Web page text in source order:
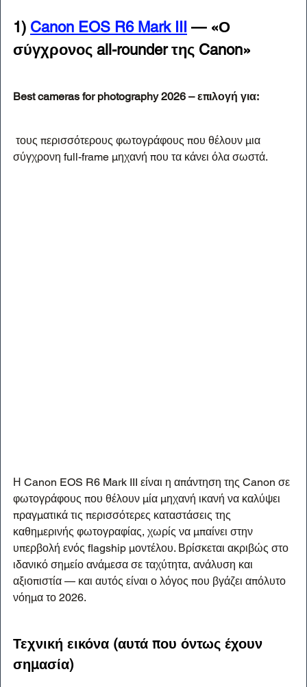
1) Canon EOS R6 Mark III
— «Ο
σύγχρονος all-rounder της Canon»
Best cameras for photography 2026 – επιλογή για:
σύγχρονη full-frame μηχανή που τα κάνει όλα σωστά.
Η Canon EOS R6 Mark III είναι η απάντηση της Canon σε
φωτογράφους που θέλουν μία μηχανή ικανή να καλύψει
πραγματικά τις περισσότερες καταστάσεις της
καθημερινής φωτογραφίας, χωρίς να μπαίνει στην
υπερβολή ενός flagship μοντέλου. Βρίσκεται ακριβώς στο
ιδανικό σημείο ανάμεσα σε ταχύτητα, ανάλυση και
αξιοπιστία — και αυτός είναι ο λόγος που βγάζει απόλυτο
νόημα το 2026.
Τεχνική εικόνα (αυτά που όντως έχουν
σημασία)